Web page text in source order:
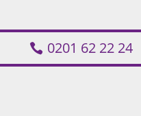
0201 62 22 24